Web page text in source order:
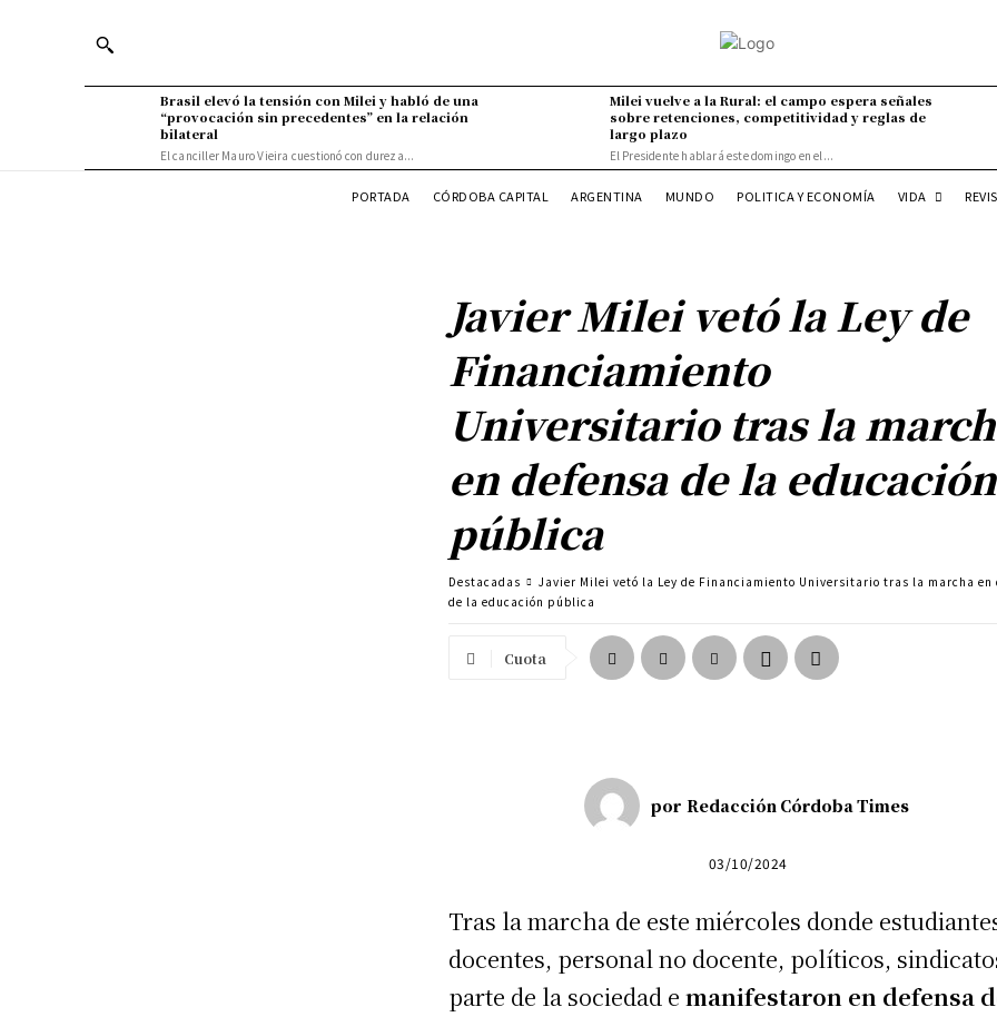
Brasil elevó la tensión con Milei y habló de una
“provocación sin precedentes” en la relación
bilateral
El canciller Mauro Vieira cuestionó con dureza...
Milei vuelve a la Rural: el campo espera señales
sobre retenciones, competitividad y reglas de
largo plazo
El Presidente hablará este domingo en el...
PORTADA CÓRDOBA CAPITAL ARGENTINA MUNDO POLITICA Y ECONOMÍA VIDA
Javier Milei vetó la Ley de
Financiamiento
Universitario tras la
en defensa de la educación
pública
Destacadas
Javier Milei vetó la Ley de Financiamiento Universitario tras la marcha en
de la educación pública
Cuota
por Redacción Córdoba Times
03/10/2024
Tras la marcha de este miércoles donde
docentes, personal no docente, políticos,
parte de la sociedad emanifestaron en defensa